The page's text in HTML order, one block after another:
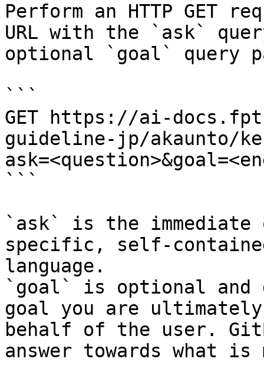
Perform an HTTP GET
URL with the `ask`
optional `goal` query
```
GET https://ai-
guideline-jp/akaunto/
```
`ask` is the
specific, self-
language.
`goal` is optional and
goal you are
behalf of the user.
answer towards what